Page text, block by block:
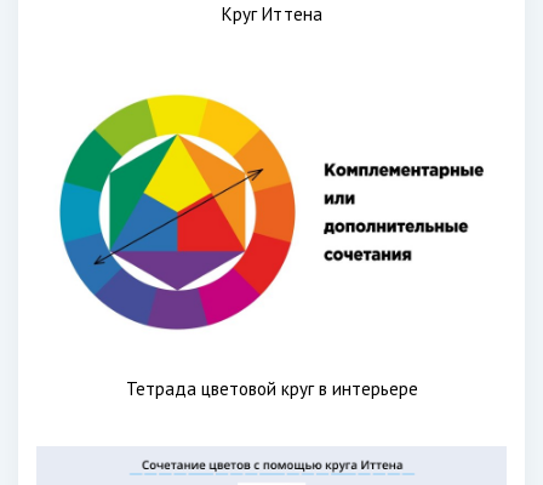
Круг Иттена
Тетрада цветовой круг в интерьере